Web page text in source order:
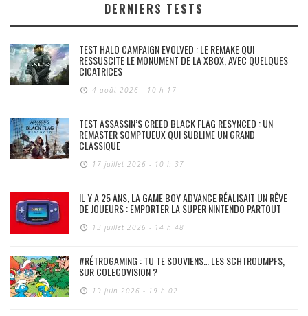
DERNIERS TESTS
TEST HALO CAMPAIGN EVOLVED : LE REMAKE QUI
RESSUSCITE LE MONUMENT DE LA XBOX, AVEC QUELQUES
CICATRICES
4 août 2026 - 10 h 17
TEST ASSASSIN’S CREED BLACK FLAG RESYNCED : UN
REMASTER SOMPTUEUX QUI SUBLIME UN GRAND
CLASSIQUE
17 juillet 2026 - 10 h 37
IL Y A 25 ANS, LA GAME BOY ADVANCE RÉALISAIT UN RÊVE
DE JOUEURS : EMPORTER LA SUPER NINTENDO PARTOUT
13 juillet 2026 - 14 h 48
#RÉTROGAMING : TU TE SOUVIENS… LES SCHTROUMPFS,
SUR COLECOVISION ?
19 juin 2026 - 19 h 02